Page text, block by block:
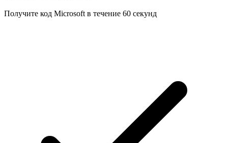
Получите код Microsoft в течение 60 секунд